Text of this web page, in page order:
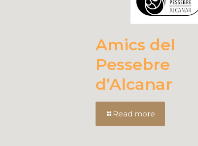
Amics del
Pessebre
d’Alcanar
Read more